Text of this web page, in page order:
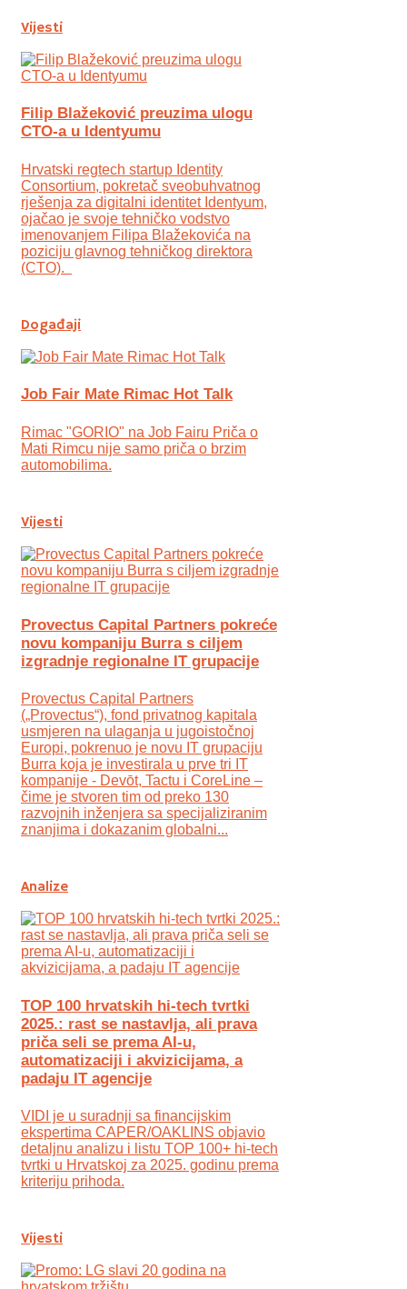
Vijesti
Filip Blažeković preuzima ulogu
CTO-a u Identyumu
Hrvatski regtech startup Identity
Consortium, pokretač sveobuhvatnog
rješenja za digitalni identitet Identyum,
ojаčao je svoje tehničko vodstvo
imenovanjem Filipa Blažekovića na
poziciju glavnog tehničkog direktora
(CTO).
Događaji
Job Fair Mate Rimac Hot Talk
Rimac "GORIO" na Job Fairu Priča o
Mati Rimcu nije samo priča o brzim
automobilima.
Vijesti
Provectus Capital Partners pokreće
novu kompaniju Burra s ciljem
izgradnje regionalne IT grupacije
Provectus Capital Partners
(„Provectus“), fond privatnog kapitala
usmjeren na ulaganja u jugoistočnoj
Europi, pokrenuo je novu IT grupaciju
Burra koja je investirala u prve tri IT
kompanije - Devōt, Tactu i CoreLine –
čime je stvoren tim od preko 130
razvojnih inženjera sa specijaliziranim
znanjima i dokazanim globalni...
Analize
TOP 100 hrvatskih hi-tech tvrtki
2025.: rast se nastavlja, ali prava
priča seli se prema AI-u,
automatizaciji i akvizicijama, a
padaju IT agencije
VIDI je u suradnji sa financijskim
ekspertima CAPER/OAKLINS objavio
detaljnu analizu i listu TOP 100+ hi-tech
tvrtki u Hrvatskoj za 2025. godinu prema
kriteriju prihoda.
Vijesti